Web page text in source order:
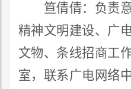
笪倩倩：负责
精神文明建设、广
文物、条线招商工
室，联系广电网络